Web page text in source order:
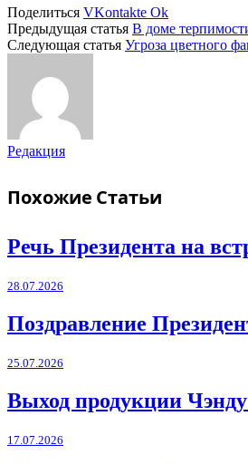
Поделиться VKontakte Ok
Предыдущая статья В доме
Следующая статья Угроза цветного
Редакция
Похожие Статьи
Речь Президента на
28.07.2026
Поздравление
25.07.2026
Выход продукции
17.07.2026